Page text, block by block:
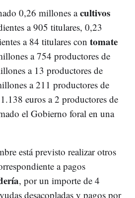
0,26 millones acultivos
a 905 titulares, 0,23
a 84 titulares con tomate
a 754 productores de
a 13 productores de
a 211 productores de
euros a 2 productores de
el Gobierno foral en una
está previsto realizar otros
a pagos
, por un importe de 4
desacopladas y pagos por